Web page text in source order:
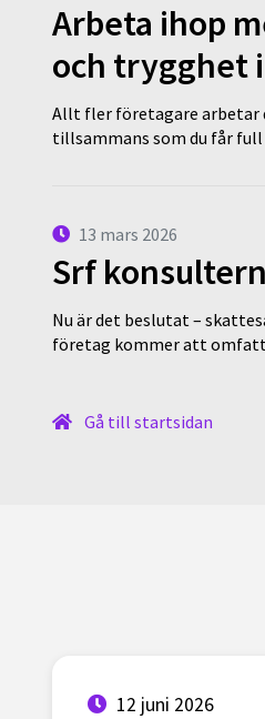
Arbeta ihop
och trygghet
Allt fler företagare arbetar
tillsammans som du får
13 mars 2026
Srf
Nu är det beslutat –
företag kommer att
Gå till startsidan
12 juni 2026